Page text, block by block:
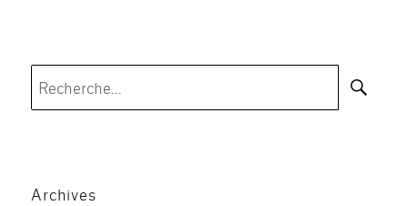
Archives